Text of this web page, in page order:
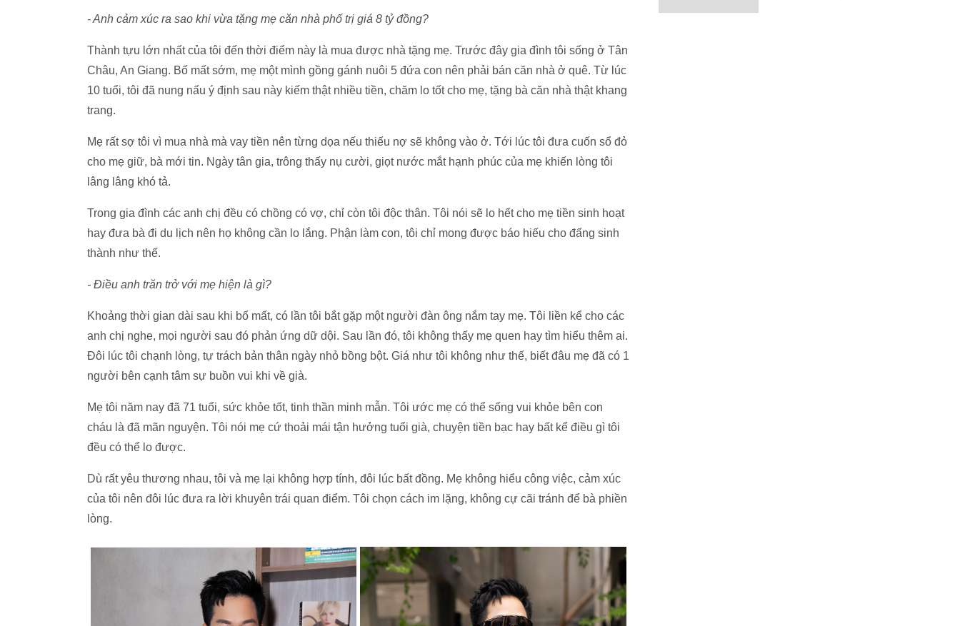
- Anh cảm xúc ra sao khi vừa tặng mẹ căn nhà phố trị giá 8 tỷ đồng?
Thành tựu lớn nhất của tôi đến thời điểm này là mua được nhà tặng mẹ. Trước đây gia đình tôi sống ở Tân
Châu, An Giang. Bố mất sớm, mẹ một mình gồng gánh nuôi 5 đứa con nên phải bán căn nhà ở quê. Từ lúc
10 tuổi, tôi đã nung nấu ý định sau này kiếm thật nhiều tiền, chăm lo tốt cho mẹ, tặng bà căn nhà thật khang
trang.
Mẹ rất sợ tôi vì mua nhà mà vay tiền nên từng dọa nếu thiếu nợ sẽ không vào ở. Tới lúc tôi đưa cuốn sổ đỏ
cho mẹ giữ, bà mới tin. Ngày tân gia, trông thấy nụ cười, giọt nước mắt hạnh phúc của mẹ khiến lòng tôi
lâng lâng khó tả.
Trong gia đình các anh chị đều có chồng có vợ, chỉ còn tôi độc thân. Tôi nói sẽ lo hết cho mẹ tiền sinh hoạt
hay đưa bà đi du lịch nên họ không cần lo lắng. Phận làm con, tôi chỉ mong được báo hiếu cho đấng sinh
thành như thế.
- Điều anh trăn trở với mẹ hiện là gì?
Khoảng thời gian dài sau khi bố mất, có lần tôi bắt gặp một người đàn ông nắm tay mẹ. Tôi liền kể cho các
anh chị nghe, mọi người sau đó phản ứng dữ dội. Sau lần đó, tôi không thấy mẹ quen hay tìm hiểu thêm ai.
Đôi lúc tôi chạnh lòng, tự trách bản thân ngày nhỏ bồng bột. Giá như tôi không như thế, biết đâu mẹ đã có 1
người bên cạnh tâm sự buồn vui khi về già.
Mẹ tôi năm nay đã 71 tuổi, sức khỏe tốt, tinh thần minh mẫn. Tôi ước mẹ có thể sống vui khỏe bên con
cháu là đã mãn nguyện. Tôi nói mẹ cứ thoải mái tận hưởng tuổi già, chuyện tiền bạc hay bất kể điều gì tôi
đều có thể lo được.
Dù rất yêu thương nhau, tôi và mẹ lại không hợp tính, đôi lúc bất đồng. Mẹ không hiểu công việc, cảm xúc
của tôi nên đôi lúc đưa ra lời khuyên trái quan điểm. Tôi chọn cách im lặng, không cự cãi tránh để bà phiền
lòng.